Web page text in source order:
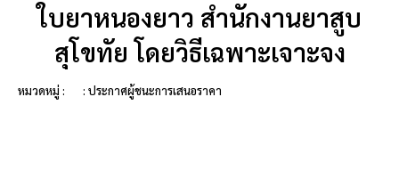
ใบยาหนองยาว สำนักงานยาสูบ
สุโขทัย โดยวิธีเฉพาะเจาะจง
หมวดหมู่ : : ประกาศผู้ชนะการเสนอราคา